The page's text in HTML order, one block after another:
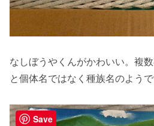
なしぼうやくんがかわいい。複
と個体名ではなく種族名のようで
Save